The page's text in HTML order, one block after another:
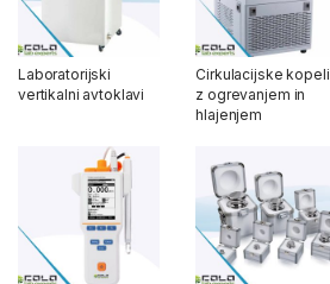
Laboratorijski
vertikalni avtoklavi
Cirkulacijske kopeli
z ogrevanjem in
hlajenjem